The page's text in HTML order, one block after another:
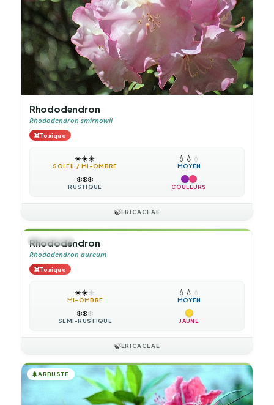
Rhododendron
Rhododendron smirnowii
☠️Toxique
☀️☀️☀️
SOLEIL / MI-OMBRE
💧 💧 💧
MOYEN
❄️❄️❄️
RUSTIQUE COULEURS
🍃ERICACEAE
🌲ARBUSTE
Rhododendron
Rhododendron aureum
☠️Toxique
☀️☀️☀️
MI-OMBRE
💧 💧 💧
MOYEN
❄️❄️❄️
SEMI-RUSTIQUE JAUNE
🍃ERICACEAE
🌲ARBUSTE